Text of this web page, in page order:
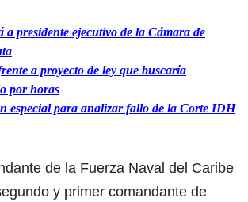
a presidente ejecutivo de la Cámara de
a proyecto de ley que buscaría
por horas
especial para analizar fallo de la Corte IDH
de la Fuerza Naval del Caribe
y primer comandante de